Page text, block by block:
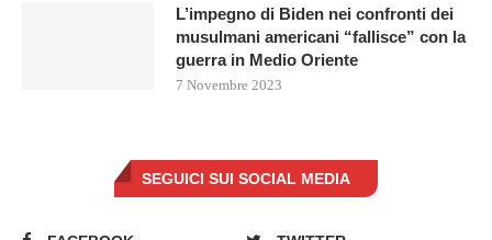
L’impegno di Biden nei confronti dei
musulmani americani “fallisce” con la
guerra in Medio Oriente
7 Novembre 2023
SEGUICI SUI SOCIAL MEDIA